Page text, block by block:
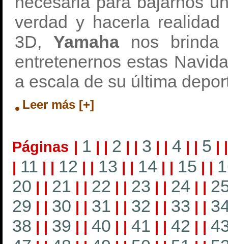
verdad y hacerla
3D, Yamaha nos
entretenernos estas
a escala de su última
Leer más [+]
Páginas | 1 | | 2 | | 3 | | 4 | | 5 |
| 11 | | 12 | | 13 | | 14 | | 15 | |
20 | | 21 | | 22 | | 23 | | 24 | |
29 | | 30 | | 31 | | 32 | | 33 | |
38 | | 39 | | 40 | | 41 | | 42 | |